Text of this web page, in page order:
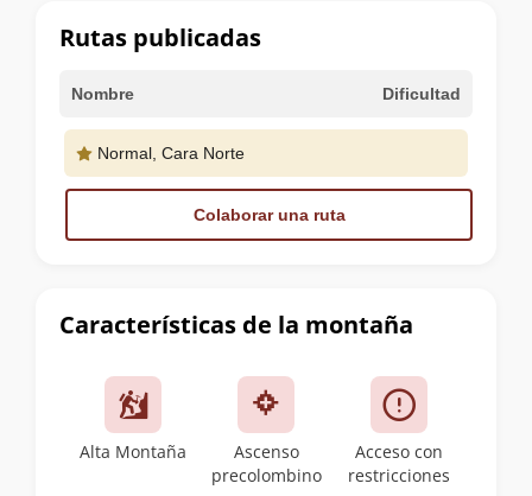
cumbre
Características de la montaña
Alta Montaña
Ascenso
precolombino
Acceso con
restricciones
Rutas publicadas
Nombre Dificultad
Normal, Cara Norte
Colaborar una ruta